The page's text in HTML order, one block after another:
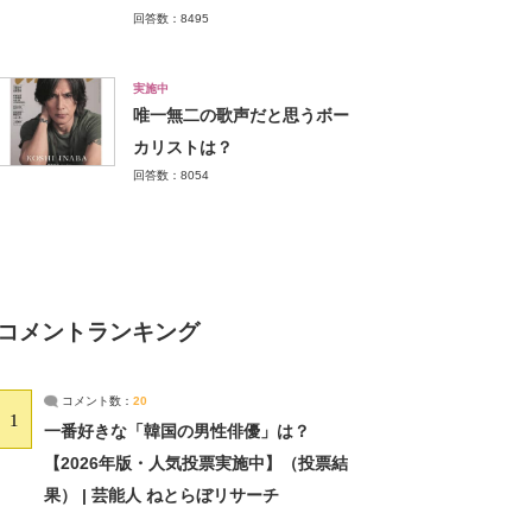
回答数：8495
実施中
唯一無二の歌声だと思うボー
カリストは？
回答数：8054
コメントランキング
1
コメント数： 20
一番好きな「韓国の男性俳優」は？
【2026年版・人気投票実施中】（投票結
果） | 芸能人 ねとらぼリサーチ